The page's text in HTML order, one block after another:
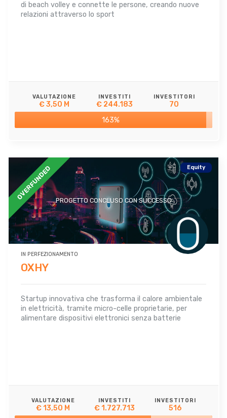
di beach volley e connette le persone, creando nuove
relazioni attraverso lo sport
VALUTAZIONE
€ 3,50 M
INVESTITI
€ 244.183
INVESTITORI
70
163%
PROGETTO CONCLUSO CON SUCCESSO
OVERFUNDED Equity
IN PERFEZIONAMENTO
OXHY
Startup innovativa che trasforma il calore ambientale
in elettricità, tramite micro-celle proprietarie, per
alimentare dispositivi elettronici senza batterie
VALUTAZIONE
€ 13,50 M
INVESTITI
€ 1.727.713
INVESTITORI
516